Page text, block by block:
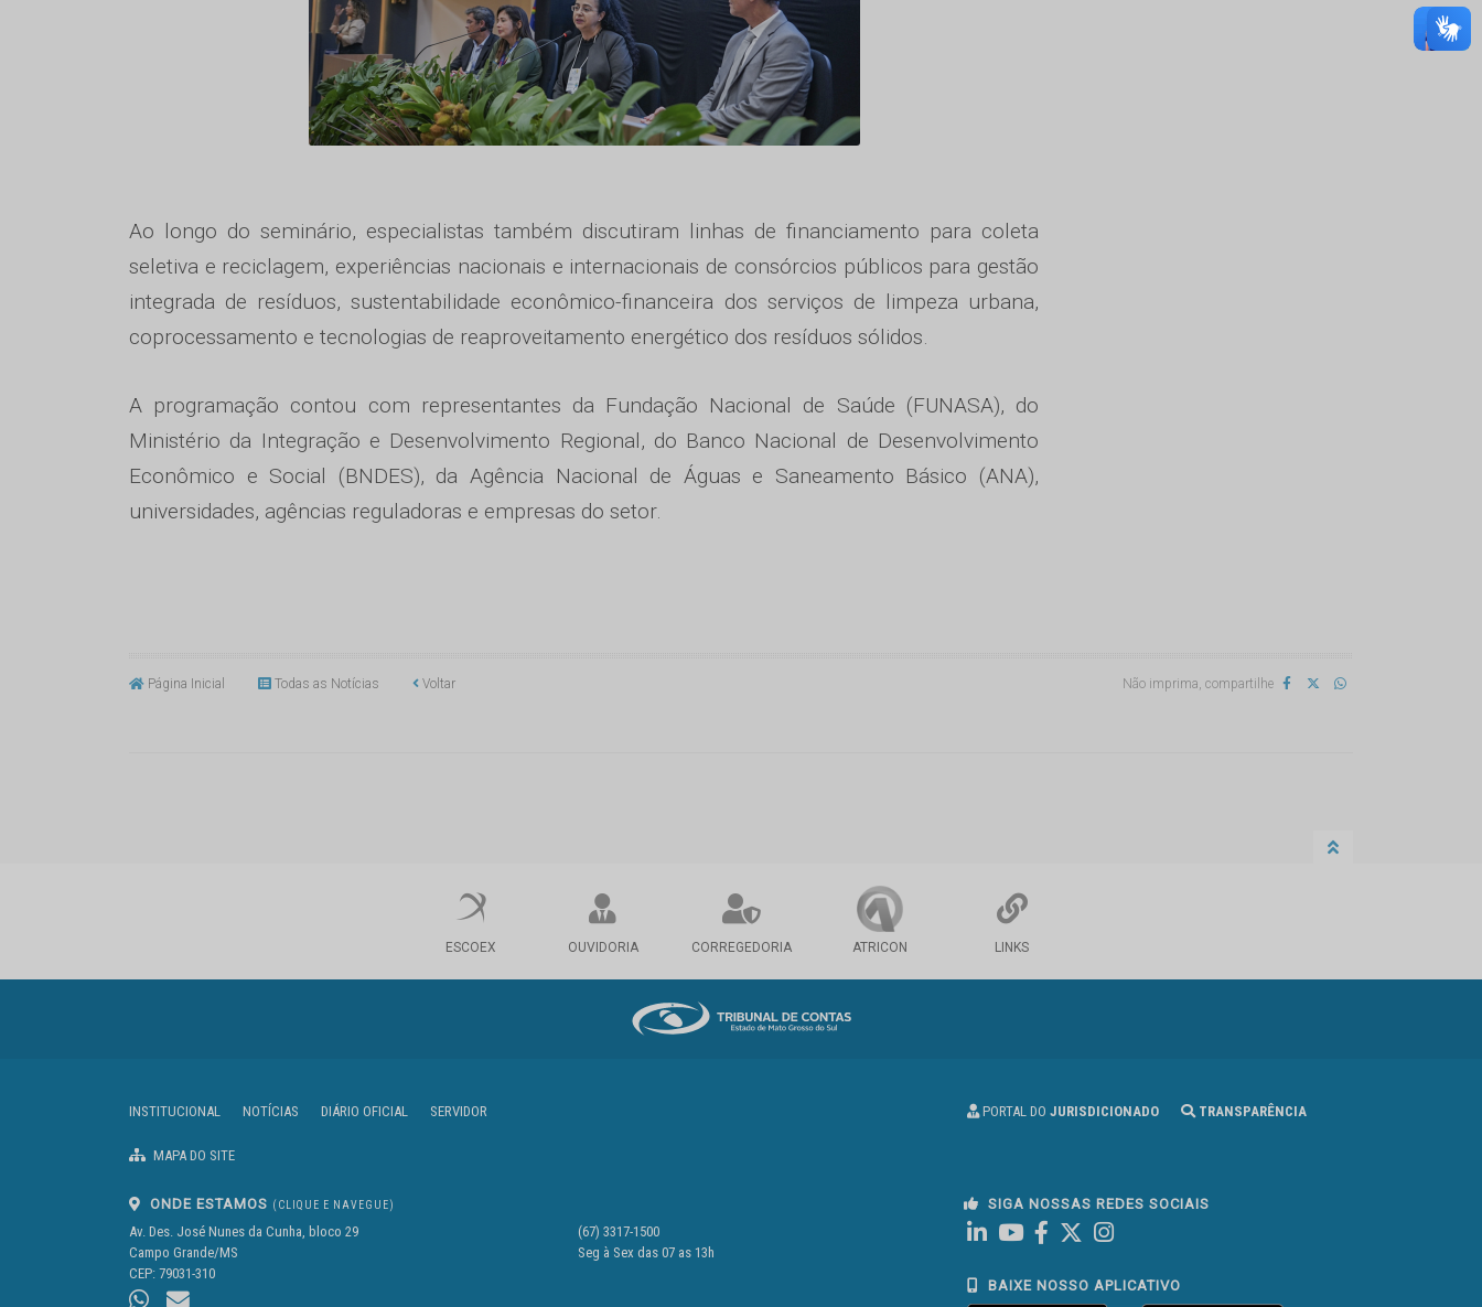
Ao longo do seminário, especialistas também discutiram linhas de financiamento para coleta
seletiva e reciclagem, experiências nacionais e internacionais de consórcios públicos para gestão
integrada de resíduos, sustentabilidade econômico-financeira dos serviços de limpeza urbana,
coprocessamento e tecnologias de reaproveitamento energético dos resíduos sólidos.
A programação contou com representantes da Fundação Nacional de Saúde (FUNASA), do
Ministério da Integração e Desenvolvimento Regional, do Banco Nacional de Desenvolvimento
Econômico e Social (BNDES), da Agência Nacional de Águas e Saneamento Básico (ANA),
universidades, agências reguladoras e empresas do setor.
Página Inicial Todas as Notícias Voltar Não imprima, compartilhe
ESCOEX OUVIDORIA CORREGEDORIA ATRICON LINKS
INSTITUCIONAL NOTÍCIAS DIÁRIO OFICIAL SERVIDOR PORTAL DO JURISDICIONADO TRANSPARÊNCIA
MAPA DO SITE
ONDE ESTAMOS (CLIQUE E NAVEGUE)
Av. Des. José Nunes da Cunha, bloco 29
Campo Grande/MS
CEP: 79031-310
(67) 3317-1500
Seg à Sex das 07 as 13h
SIGA NOSSAS REDES SOCIAIS
Linked In
Youtube
FacebookInstagram
BAIXE NOSSO APLICATIVO